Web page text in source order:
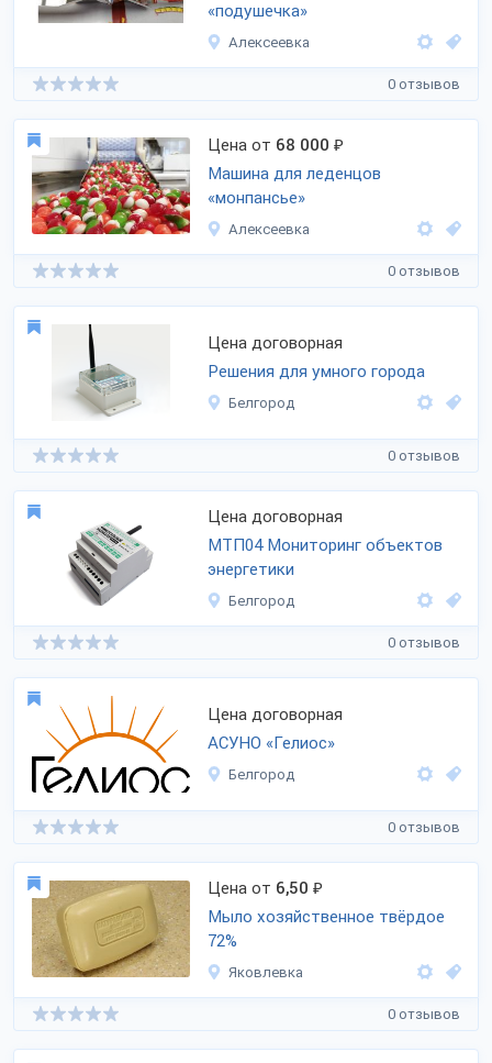
«подушечка»
Алексеевка
0 отзывов
Цена от 68 000 ₽
Машина для леденцов
«монпансье»
Алексеевка
0 отзывов
Цена договорная
Решения для умного города
Белгород
0 отзывов
Цена договорная
МТП04 Мониторинг объектов
энергетики
Белгород
0 отзывов
Цена договорная
АСУНО «Гелиос»
Белгород
0 отзывов
Цена от 6,50 ₽
Мыло хозяйственное твёрдое
72%
Яковлевка
0 отзывов